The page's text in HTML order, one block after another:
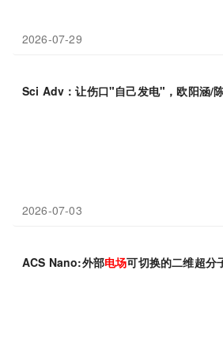
2026-07-29
Sci Adv：让伤口"自己发电"，欧阳涵/
2026-07-03
ACS Nano:外部电场可切换的二维超分